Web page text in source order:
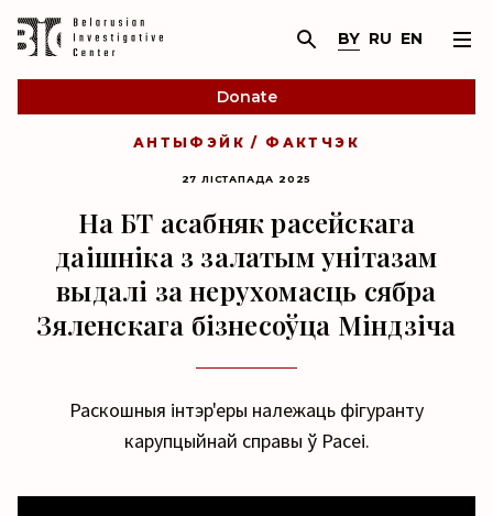
BY RU EN
Donate
АНТЫФЭЙК / ФАКТЧЭК
27 ЛІСТАПАДА 2025
На БТ асабняк расейскага
даішніка з залатым унітазам
выдалі за нерухомасць сябра
Зяленскага бізнесоўца Міндзіча
Раскошныя інтэр'еры належаць фігуранту
карупцыйнай справы ў Расеі.